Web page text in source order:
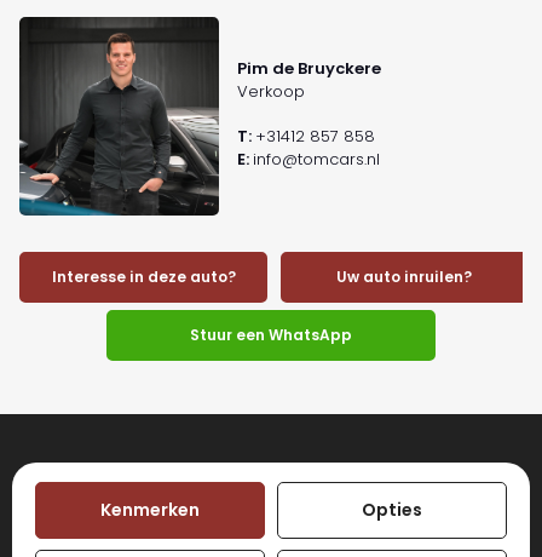
Pim de Bruyckere
Verkoop
T: +31412 857 858
E: info@tomcars.nl
Interesse in deze auto? Uw auto inruilen?
Stuur een WhatsApp
Kenmerken Opties